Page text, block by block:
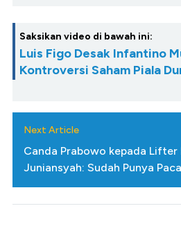
Saksikan video di bawah ini:
Luis Figo Desak Infantino
Kontroversi Saham Piala
Next Article
Canda Prabowo kepada Lifter
Juniansyah: Sudah Punya